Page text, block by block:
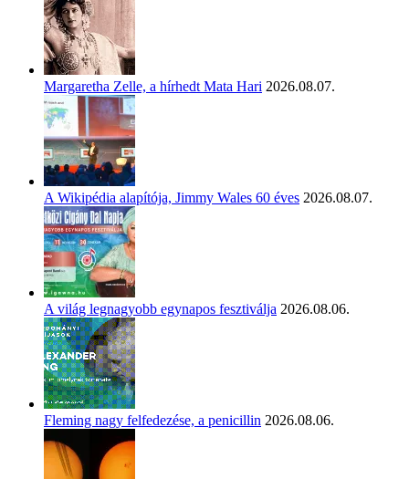
Margaretha Zelle, a hírhedt Mata Hari 2026.08.07.
A Wikipédia alapítója, Jimmy Wales 60 éves 2026.08.07.
A világ legnagyobb egynapos fesztiválja 2026.08.06.
Fleming nagy felfedezése, a penicillin 2026.08.06.